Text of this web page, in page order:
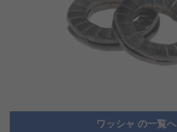
ワッシャ の一覧へ